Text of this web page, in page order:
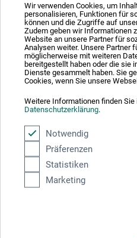
Wir verwenden Cookies, um
personalisieren, Funktionen für
können und die Zugriffe auf
Zudem geben wir Informationen
Website an unsere Partner für
Analysen weiter. Unsere Partner
möglicherweise mit weiteren
bereitgestellt haben oder die sie
Dienste gesammelt haben. Sie
Cookies, wenn Sie unsere
Weitere Informationen finden Sie
Datenschutzerklärung.
Notwendig
Präferenzen
Statistiken
Marketing
Absolut sikker
Betalingsmetoder